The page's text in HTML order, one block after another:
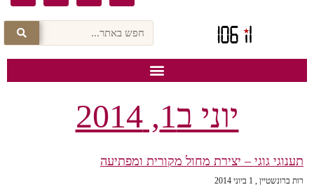
יוני ב1, 2014
תענוגי גוגי – יצירת מחול מקורית ומפתיעה
רות ברונשטיין 1 ביוני 2014